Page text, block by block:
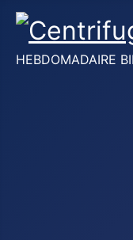
HEBDOMADAIRE